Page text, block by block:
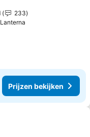
233
Prijzen bekijken
aan favorieten